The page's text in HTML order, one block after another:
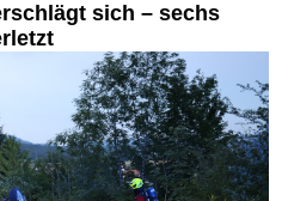
sich – sechs